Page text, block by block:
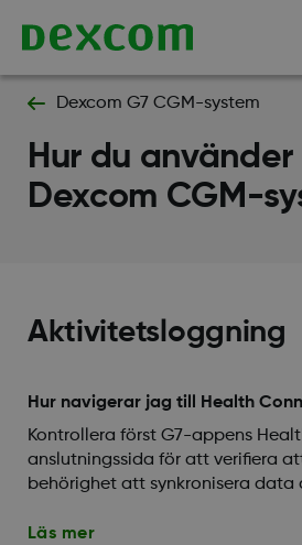
Dexcom G7 CGM-system
Hur du
Dexcom CGM-
Aktivitetsloggning
Hur navigerar jag till Health
Kontrollera först G7-appens
anslutningssida för att verifiera
behörighet att synkronisera data
Läs mer